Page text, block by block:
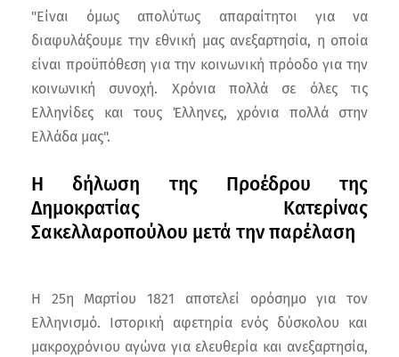
"Είναι όμως απολύτως απαραίτητοι για να
διαφυλάξουμε την εθνική μας ανεξαρτησία, η οποία
είναι προϋπόθεση για την κοινωνική πρόοδο για την
κοινωνική συνοχή. Χρόνια πολλά σε όλες τις
Ελληνίδες και τους Έλληνες, χρόνια πολλά στην
Ελλάδα μας".
H δήλωση της Προέδρου της
Δημοκρατίας Κατερίνας
Σακελλαροπούλου μετά την παρέλαση
Η 25η Μαρτίου 1821 αποτελεί ορόσημο για τον
Ελληνισμό. Ιστορική αφετηρία ενός δύσκολου και
μακροχρόνιου αγώνα για ελευθερία και ανεξαρτησία,